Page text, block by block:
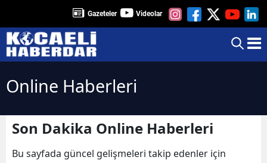
Gazeteler Videolar
Online Haberleri
Son Dakika Online Haberleri
Bu sayfada güncel gelişmeleri takip edenler için